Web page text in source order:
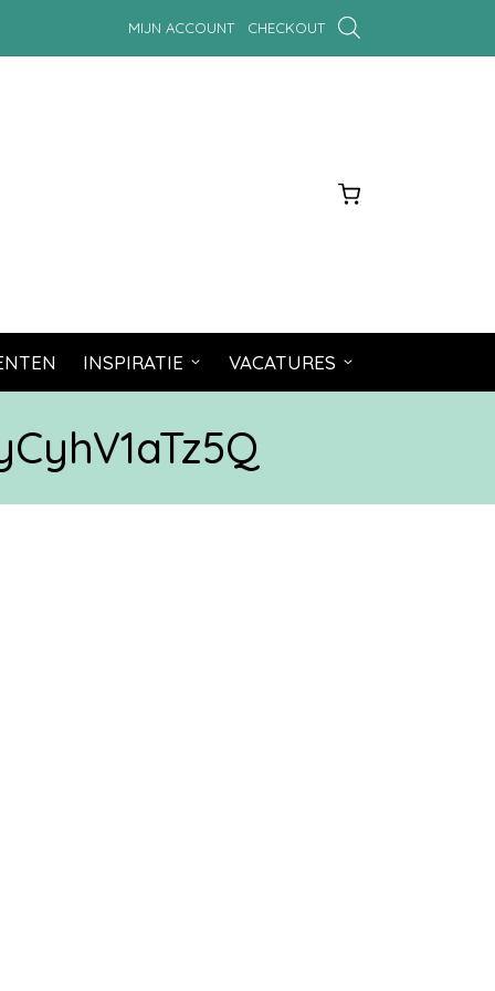
MIJN ACCOUNT CHECKOUT
INSPIRATIE VACATURES